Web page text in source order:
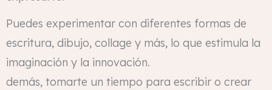
Puedes experimentar con diferentes formas de
escritura, dibujo, collage y más, lo que estimula la
imaginación y la innovación.
demás, tomarte un tiempo para escribir o crear